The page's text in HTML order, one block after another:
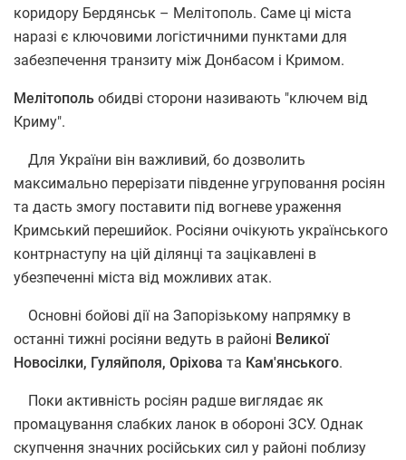
коридору Бердянськ – Мелітополь. Саме ці міста
наразі є ключовими логістичними пунктами для
забезпечення транзиту між Донбасом і Кримом.
Мелітополь обидві сторони називають "ключем від
Криму".
Для України він важливий, бо дозволить
максимально перерізати південне угруповання росіян
та дасть змогу поставити під вогневе ураження
Кримський перешийок. Росіяни очікують українського
контрнаступу на цій ділянці та зацікавлені в
убезпеченні міста від можливих атак.
Основні бойові дії на Запорізькому напрямку в
останні тижні росіяни ведуть в районі Великої
Новосілки, Гуляйполя, Оріхова та Кам'янського.
Поки активність росіян радше виглядає як
промацування слабких ланок в обороні ЗСУ. Однак
скупчення значних російських сил у районі поблизу